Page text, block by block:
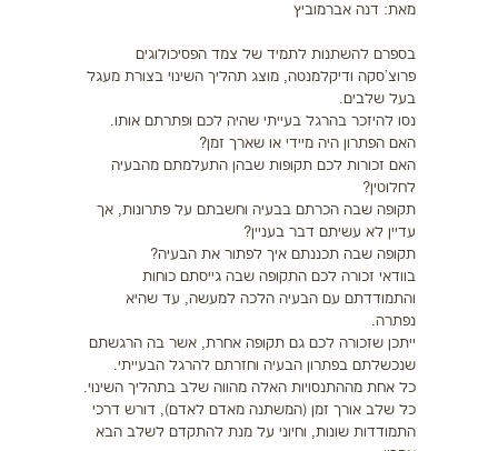
מאת: דנה אברמוביץ
בספרם להשתנות לתמיד של צמד הפסיכולוגים
פרוצ'סקה ודיקלמנטה, מוצג תהליך השינוי בצורת מעגל
בעל שלבים.
נסו להיזכר בהרגל בעייתי שהיה לכם ופתרתם אותו.
האם הפתרון היה מיידי או שארך זמן?
האם זכורות לכם תקופות שבהן התעלמתם מהבעיה
לחלוטין?
תקופה שבה הכרתם בבעיה וחשבתם על פתרונות, אך
עדיין לא עשיתם דבר בעניין?
תקופה שבה תכננתם איך לפתור את הבעיה?
בוודאי זכורה לכם התקופה שבה גייסתם כוחות
והתמודדתם עם הבעיה הלכה למעשה, עד שהיא
נפתרה.
ייתכן שזכורה לכם גם תקופה אחרת, אשר בה הרגשתם
שנכשלתם בפתרון הבעיה וחזרתם להרגל הבעייתי.
כל אחת מההתנסויות האלה מהווה שלב בתהליך השינוי.
כל שלב אורך זמן (המשתנה מאדם לאדם), דורש דרכי
התמודדות שונות, וחיוני על מנת להתקדם לשלב הבא